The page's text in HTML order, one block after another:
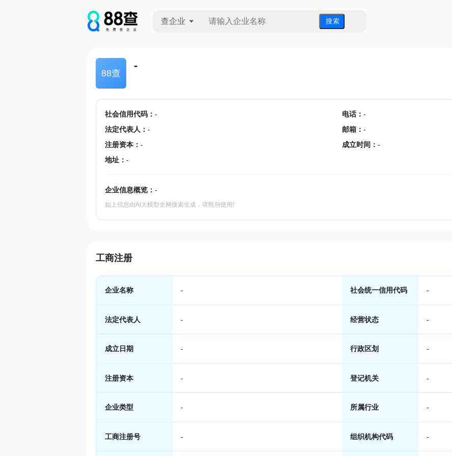
查企业 搜 索
88查
-
社会信用代码： - 电话： -
法定代表人 ： - 邮箱 ： -
注册资本： - 成立时间 ： -
地址： -
企业信息概览： -
如上信息由AI大模型全网搜索生成，请甄别使用!
工商注册
企业名称 - 社会统一信用代码 -
法定代表人 - 经营状态 -
成立日期 - 行政区划 -
注册资本 - 登记机关 -
企业类型 - 所属行业 -
工商注册号 - 组织机构代码 -